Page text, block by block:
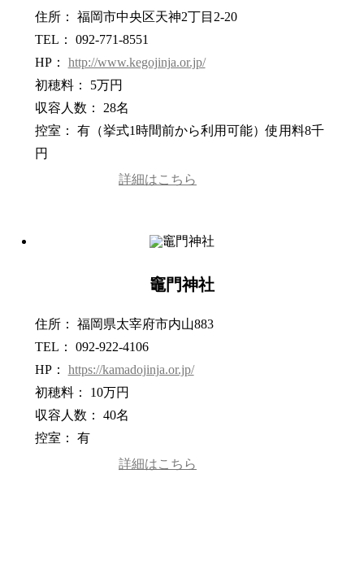
住所： 福岡市中央区天神2丁目2-20
TEL： 092-771-8551
HP： http://www.kegojinja.or.jp/
初穂料： 5万円
収容人数： 28名
控室： 有（挙式1時間前から利用可能）使用料8千
円
詳細はこちら
竈門神社
住所： 福岡県太宰府市内山883
TEL： 092-922-4106
HP： https://kamadojinja.or.jp/
初穂料： 10万円
収容人数： 40名
控室： 有
詳細はこちら